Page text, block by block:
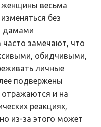
женщины весьма
без
дамами
часто замечают, что
обидчивыми,
личные
подвержены
отражаются и на
реакциях,
из-за этого может